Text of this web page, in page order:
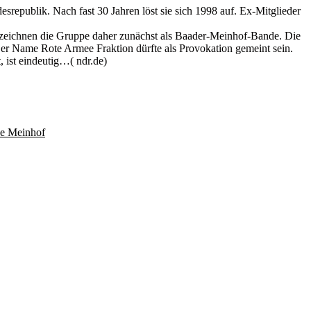
Nach fast 30 Jahren löst sie sich 1998 auf. Ex-Mitglieder
die Gruppe daher zunächst als Baader-Meinhof-Bande. Die
Name Rote Armee Fraktion dürfte als Provokation gemeint sein.
ist eindeutig…( ndr.de)
Meinhof